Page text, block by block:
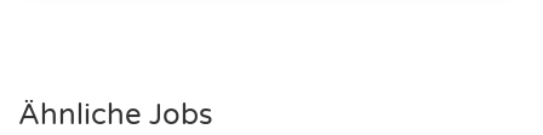
Ähnliche Jobs